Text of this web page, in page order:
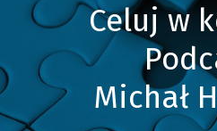
Celuj w
Michał